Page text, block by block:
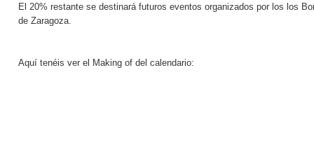
El 20% restante se destinará futuros eventos organizados por los los
de Zaragoza.
Aquí tenéis ver el Making of del calendario: